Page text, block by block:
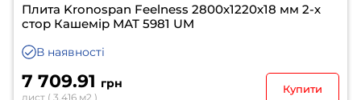
Плита Kronospan Feelness 2800х1220х18 мм 2-х
стор Кашемір МАТ 5981 UM
В наявності
7 709.91 грн
лист ( 3.416 м2 )
Купити